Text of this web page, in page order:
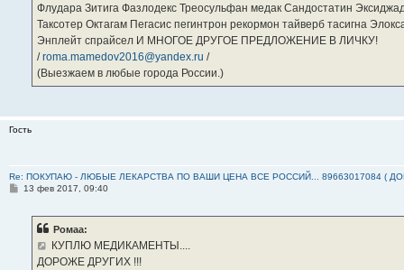
Флудара Зитига Фазлодекс Треосульфан медак Сандостатин
Таксотер Октагам Пегасис пегинтрон рекормон тайверб тасигна
Энплейт спрайсел И МНОГОЕ ДРУГОЕ ПРЕДЛОЖЕНИЕ В ЛИЧКУ!
/roma.mamedov2016@yandex.ru /
(Выезжаем в любые города России.)
Гость
Re: ПОКУПАЮ - ЛЮБЫЕ ЛЕКАРСТВА ПО ВАШИ ЦЕНА ВСЕ РОССИЙ... 89663017084 (
С13 фев 2017, 09:40
Ромаа:
КУПЛЮ МЕДИКАМЕНТЫ....
ДОРОЖЕ ДРУГИХ !!!